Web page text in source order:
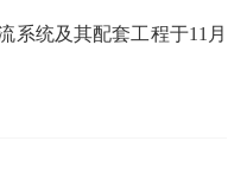
系统及其配套工程于11月